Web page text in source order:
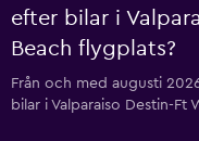
efter bilar i
Beach flygplats?
Från och med augusti
bilar i Valparaiso Destin-Ft